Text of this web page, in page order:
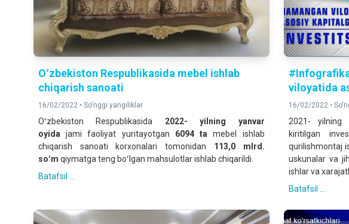
Oʻzbekiston Respublikasida mebel ishlab
chiqarish sanoati
16/02/2022 • So'nggi yangiliklar
Oʻzbekiston Respublikasida 2022- yilning yanvar
oyida jami faoliyat yuritayotgan 6094 tamebel ishlab
chiqarish sanoati korxonalari tomonidan 113,0 mlrd.
soʻm qiymatga teng boʻlgan mahsulotlar ishlab chiqarildi.
Batafsil ...
viloyatida
16/02/2022 •
2021- yilning
kiritilgan
qurilishmontaj
uskunalar va
ishlar va
Batafsil ...